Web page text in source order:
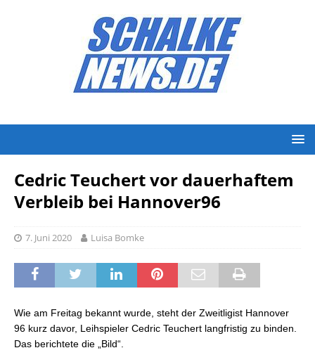
Cedric Teuchert vor dauerhaftem
Verbleib bei Hannover96
7. Juni 2020 Luisa Bomke
Wie am Freitag bekannt wurde, steht der Zweitligist Hannover
96 kurz davor, Leihspieler Cedric Teuchert langfristig zu binden.
Das berichtete die „Bild“.